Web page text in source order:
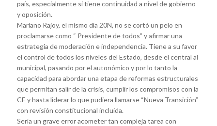
país, especialmente si tiene continuidad a nivel de gobierno
y oposición.
Mariano Rajoy, el mismo día 20N, no se cortó un pelo en
proclamarse como “ Presidente de todos” y afirmar una
estrategia de moderación e independencia. Tiene a su favor
el control de todos los niveles del Estado, desde el central al
municipal, pasando por el autonómico y por lo tanto la
capacidad para abordar una etapa de reformas estructurales
que permitan salir de la crisis, cumplir los compromisos con la
CE y hasta liderar lo que pudiera llamarse “Nueva Transición”
con revisión constitucional incluida.
Sería un grave error acometer tan compleja tarea con